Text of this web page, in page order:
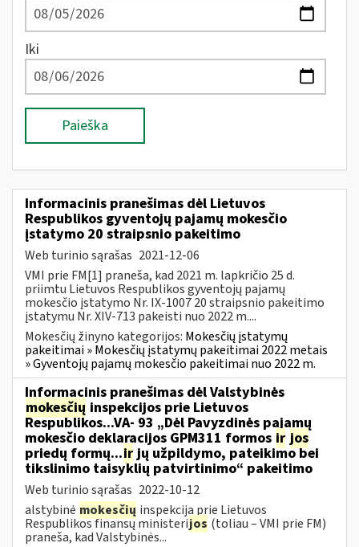
Iki
Paieška
Informacinis pranešimas dėl Lietuvos
Respublikos gyventojų pajamų mokesčio
įstatymo 20 straipsnio pakeitimo
Web turinio sąrašas 2021-12-06
VMI prie FM[1] praneša, kad 2021 m. lapkričio 25 d.
priimtu Lietuvos Respublikos gyventojų pajamų
mokesčio įstatymo Nr. IX-1007 20 straipsnio pakeitimo
įstatymu Nr. XIV-713 pakeisti nuo 2022 m....
Mokesčių žinyno kategorijos: Mokesčių įstatymų
pakeitimai » Mokesčių įstatymų pakeitimai 2022 metais
» Gyventojų pajamų mokesčio pakeitimai nuo 2022 m.
Informacinis pranešimas dėl Valstybinės
mokesčių inspekcijos prie Lietuvos
Respublikos...VA- 93 „Dėl Pavyzdinės pajamų
mokesčio deklaracijos GPM311 formos ir jos
priedų formų...irjų užpildymo, pateikimo bei
tikslinimo taisyklių patvirtinimo“ pakeitimo
Web turinio sąrašas 2022-10-12
alstybinė mokesčių inspekcija prie Lietuvos
Respublikos finansų ministerijos (toliau – VMI prie FM)
praneša, kad Valstybinės...